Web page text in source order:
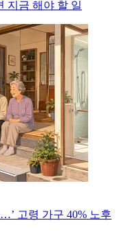
지금 해야 할 일
고령 가구 40% 노후